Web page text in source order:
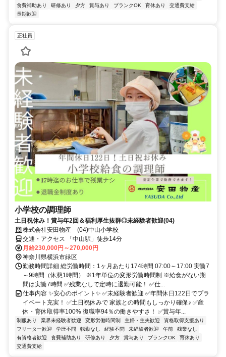
食費補助あり
研修あり 夕方 賞与あり ブランクOK 育休あり
交通費支給
長期歓迎
正社員
小学校の調理師
土日祝休み！賞与年2回＆福利厚生抜群◎未経験者歓迎(04)
株式会社安田物産 (04)中山小学校
交通・アクセス 「中山駅」徒歩14分
月給230,000円～270,000円
神奈川県横浜市緑区
勤務時間詳細 総労働時間：1ヶ月あたり174時間 07:00～17:00 実働7
～9時間（休憩1時間） ※1年単位の変形労働時間制 ※給食がない期
間は実働7時間 ✅残業なしで定時に退勤可能！ ✅仕...
仕事内容 ✨安心のポイント✨ ✅未経験者歓迎 ✅年間休日122日でプラ
イベート充実！ ✅土日祝休みで 家族との時間もしっかり確保♪ ✅産
休・育休取得率100% 復職率94％の働きやすさ！ ✅賞与年...
制服あり 業界未経験者歓迎 変形労働時間制 主婦・主夫歓迎
資格取得支援あり
フリーター歓迎
学歴不問 転勤なし 経験不問 未経験者歓迎 午前
残業なし
有資格者歓迎
食費補助あり 研修あり 夕方 賞与あり ブランクOK
育休あり
交通費支給